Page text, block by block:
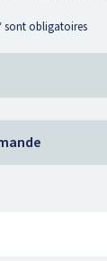
sont obligatoires